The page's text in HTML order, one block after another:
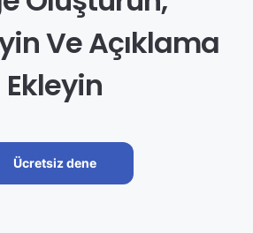
Ve Açıklama
Ekleyin
Ücretsiz dene